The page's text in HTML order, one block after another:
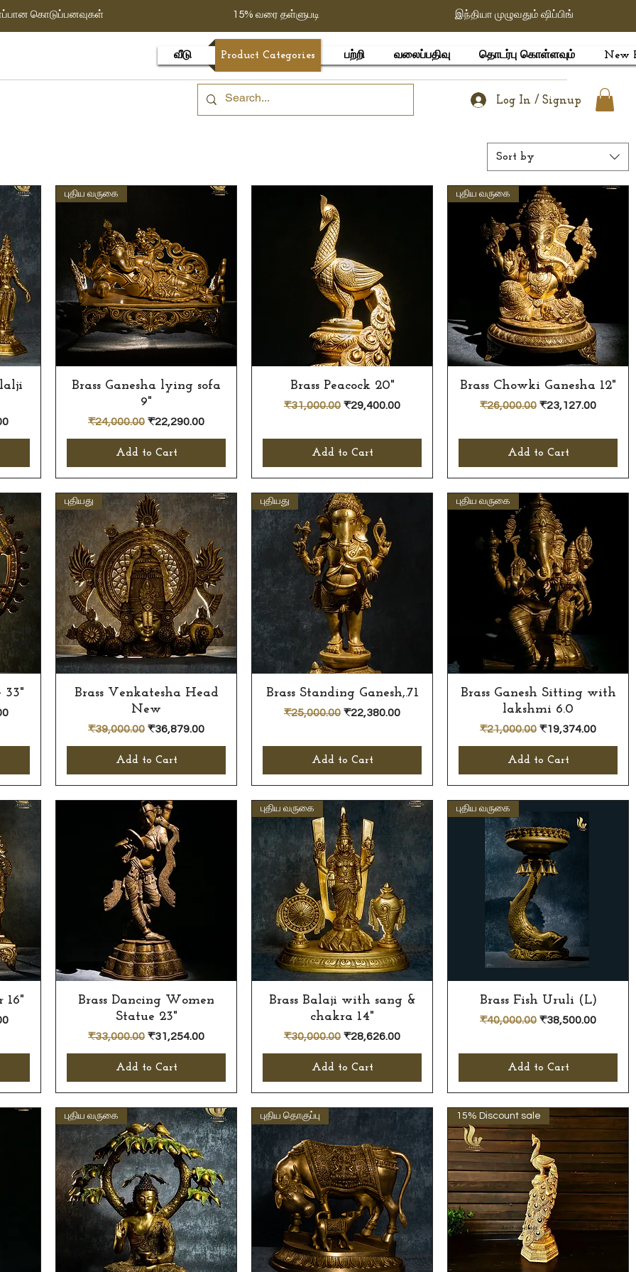
கொடுப்பனவுகள் 15% வரை தள்ளுபடி இந்தியா முழுவதும் ஷிப்பிங்
வீடு Product Categories பற்றி வலைப்பதிவு தொடர்பு கொள்ளவும் New
Log In / Signup
Sort by
Quick View
புதிய வருகை
Brass Ganesha lying sofa
9"
Regular Price
₹24,000.00 Sale Price
₹22,290.00
Add to Cart
Quick View
Brass Peacock 20"
Regular Price
₹31,000.00 Sale Price
₹29,400.00
Add to Cart
Quick View
புதிய வருகை
Brass Chowki Ganesha 12"
Regular Price
₹26,000.00 Sale Price
₹23,127.00
Add to Cart
33" Quick View
புதியது
Brass Venkatesha Head
New
Regular Price
₹39,000.00 Sale Price
₹36,879.00
Add to Cart
Quick View
புதியது
Brass Standing Ganesh,.71
Regular Price
₹25,000.00 Sale Price
₹22,380.00
Add to Cart
Quick View
புதிய வருகை
Brass Ganesh Sitting with
lakshmi 6.0
Regular Price
₹21,000.00 Sale Price
₹19,374.00
Add to Cart
16" Quick View
Brass Dancing Women
Statue 23"
Regular Price
₹33,000.00 Sale Price
₹31,254.00
Add to Cart
Quick View
புதிய வருகை
Brass Balaji with sang &
chakra 14"
Regular Price
₹30,000.00 Sale Price
₹28,626.00
Add to Cart
Quick View
புதிய வருகை
Brass Fish Uruli (L)
Regular Price
₹40,000.00 Sale Price
₹38,500.00
Add to Cart
புதிய வருகை புதிய தொகுப்பு 15% Discount sale